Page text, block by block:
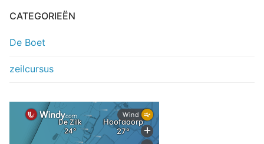
CATEGORIEËN
De Boet
zeilcursus